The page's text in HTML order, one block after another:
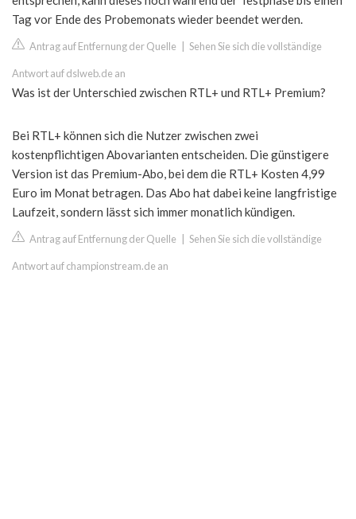
Tag vor Ende des Probemonats wieder beendet werden.
Antrag auf Entfernung der Quelle Sehen Sie sich die vollständige
Antwort auf dslweb.de an
Was ist der Unterschied zwischen RTL+ und RTL+ Premium?
Bei RTL+ können sich die Nutzer zwischen zwei
kostenpflichtigen Abovarianten entscheiden. Die günstigere
Version ist das Premium-Abo, bei dem die RTL+ Kosten 4,99
Euro im Monat betragen. Das Abo hat dabei keine langfristige
Laufzeit, sondern lässt sich immer monatlich kündigen.
Antrag auf Entfernung der Quelle Sehen Sie sich die vollständige
Antwort auf championstream.de an